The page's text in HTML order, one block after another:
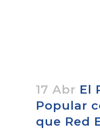
17 Abr El
Popular
que Red